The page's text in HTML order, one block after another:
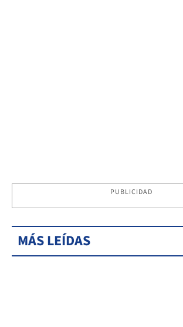
PUBLICIDAD
MÁS LEÍDAS